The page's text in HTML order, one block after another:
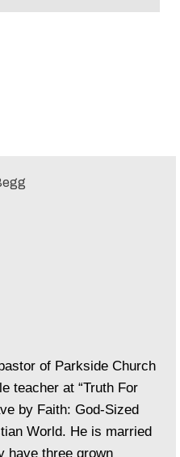
of Parkside Church
teacher at “Truth For
by Faith: God-Sized
World. He is married
have three grown